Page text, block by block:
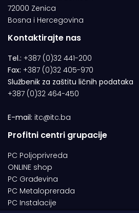
72000 Zenica
Bosna i Hercegovina
Kontaktirajte nas
Tel.: +387 (0)32 441-200
Fax: +387 (0)32 405-970
Službenik za zaštitu ličnih podataka
+387 (0)32 464-450
E-mail: itc@itc.ba
Profitni centri grupacije
PC Poljoprivreda
ONLINE shop
PC Građevina
PC Metaloprerada
PC Instalacije